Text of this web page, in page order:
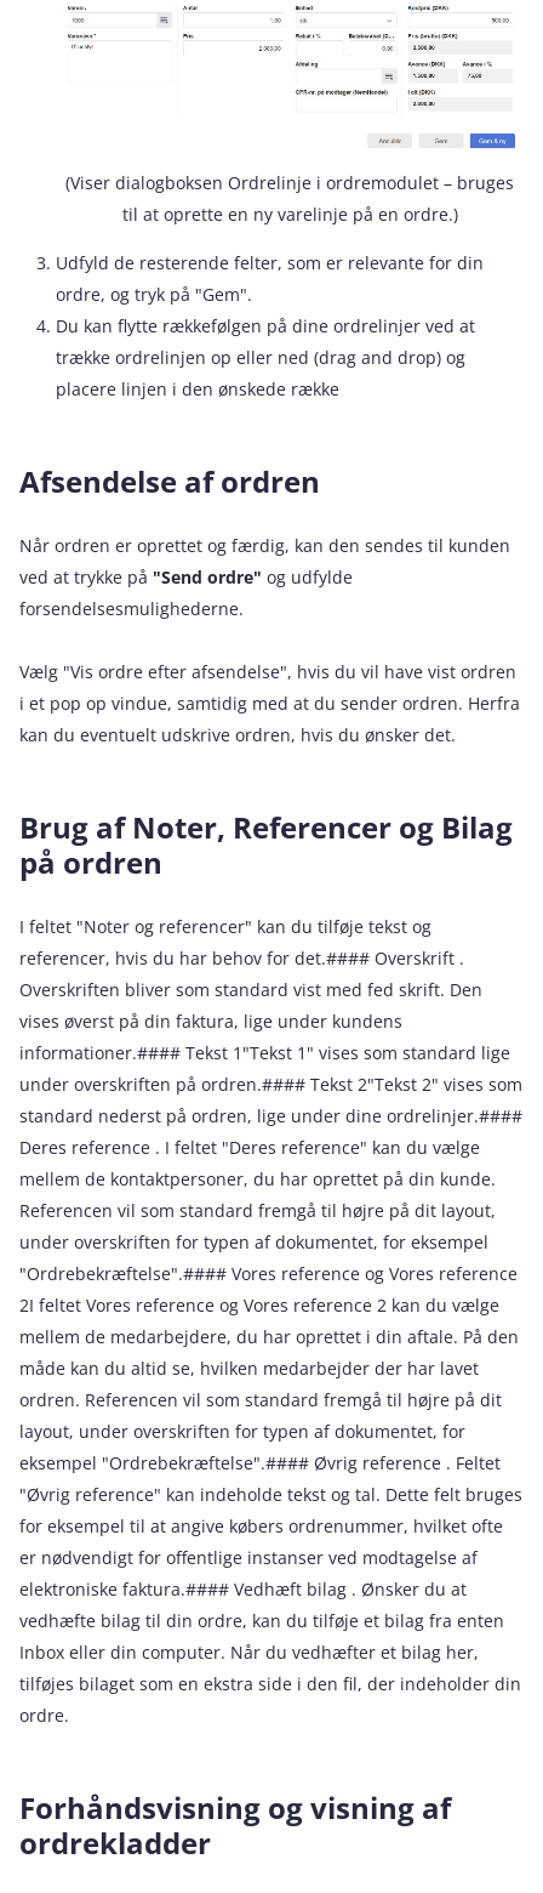
(Viser dialogboksen Ordrelinje i ordremodulet – bruges
til at oprette en ny varelinje på en ordre.)
Udfyld de resterende felter, som er relevante for din
ordre, og tryk på "Gem".
Du kan flytte rækkefølgen på dine ordrelinjer ved at
trække ordrelinjen op eller ned (drag and drop) og
placere linjen i den ønskede række
Afsendelse af ordren
Når ordren er oprettet og færdig, kan den sendes til kunden
ved at trykke på "Send ordre" og udfylde
forsendelsesmulighederne.
Vælg "Vis ordre efter afsendelse", hvis du vil have vist ordren
i et pop op vindue, samtidig med at du sender ordren. Herfra
kan du eventuelt udskrive ordren, hvis du ønsker det.
Brug af Noter, Referencer og Bilag
på ordren
I feltet "Noter og referencer" kan du tilføje tekst og
referencer, hvis du har behov for det.#### Overskrift .
Overskriften bliver som standard vist med fed skrift. Den
vises øverst på din faktura, lige under kundens
informationer.#### Tekst 1"Tekst 1" vises som standard lige
under overskriften på ordren.#### Tekst 2"Tekst 2" vises som
standard nederst på ordren, lige under dine ordrelinjer.####
Deres reference . I feltet "Deres reference" kan du vælge
mellem de kontaktpersoner, du har oprettet på din kunde.
Referencen vil som standard fremgå til højre på dit layout,
under overskriften for typen af dokumentet, for eksempel
"Ordrebekræftelse".#### Vores reference og Vores reference
2I feltet Vores reference og Vores reference 2 kan du vælge
mellem de medarbejdere, du har oprettet i din aftale. På den
måde kan du altid se, hvilken medarbejder der har lavet
ordren. Referencen vil som standard fremgå til højre på dit
layout, under overskriften for typen af dokumentet, for
eksempel "Ordrebekræftelse".#### Øvrig reference . Feltet
"Øvrig reference" kan indeholde tekst og tal. Dette felt bruges
for eksempel til at angive købers ordrenummer, hvilket ofte
er nødvendigt for offentlige instanser ved modtagelse af
elektroniske faktura.#### Vedhæft bilag . Ønsker du at
vedhæfte bilag til din ordre, kan du tilføje et bilag fra enten
Inbox eller din computer. Når du vedhæfter et bilag her,
tilføjes bilaget som en ekstra side i den fil, der indeholder din
ordre.
Forhåndsvisning og visning af
ordrekladder